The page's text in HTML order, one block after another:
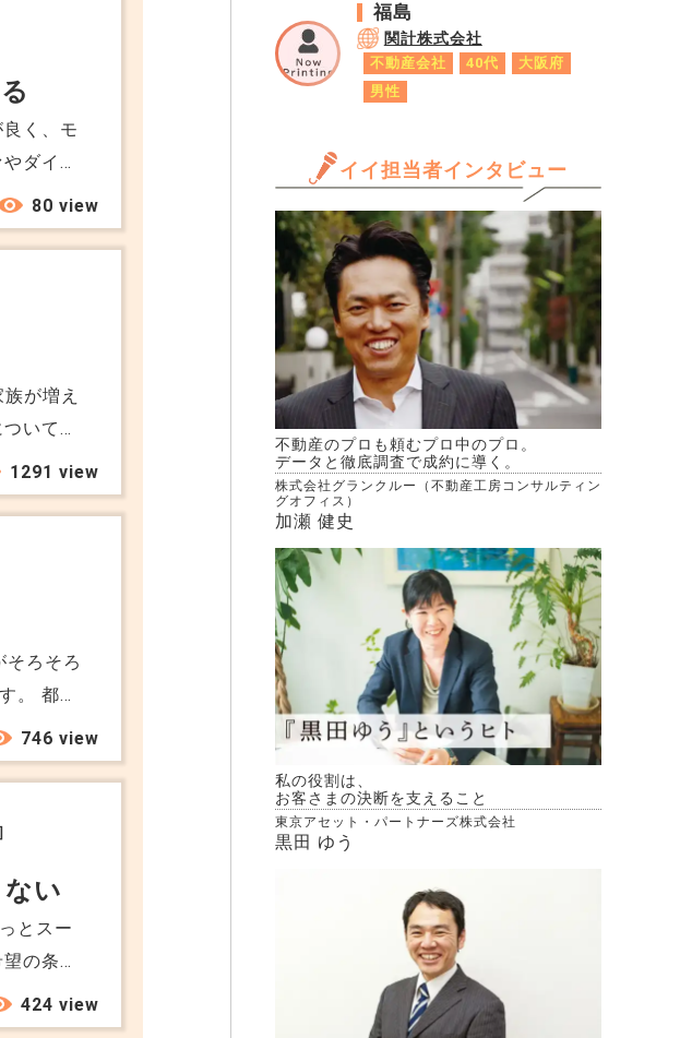
く、モ
りがた
ていま
後に不
80 view
が増え
いてア
くれてい
1291 view
ろそろ
。 都心
。価格
ってい
746 view
い
とスー
の条件
れませ
うして
424 view
福島
関計株式会社
不動産会社 40代
大阪府
男性
イイ担当者インタビュー
不動産のプロも頼むプロ中のプロ。
データと徹底調査で成約に導く。
株式会社グランクルー（不動産工房コンサルティン
グオフィス）
加瀬 健史
私の役割は、
お客さまの決断を支えること
東京アセット・パートナーズ株式会社
黒田 ゆう